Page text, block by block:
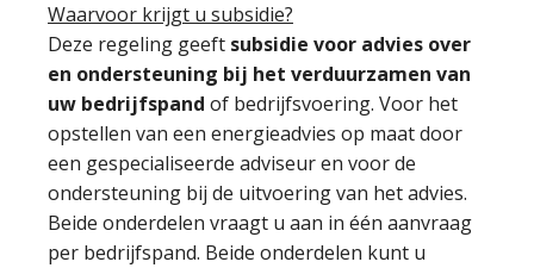
Waarvoor krijgt u subsidie?
Deze regeling geeft subsidie voor advies over
en ondersteuning bij het verduurzamen van
uw bedrijfspand of bedrijfsvoering. Voor het
opstellen van een energieadvies op maat door
een gespecialiseerde adviseur en voor de
ondersteuning bij de uitvoering van het advies.
Beide onderdelen vraagt u aan in één aanvraag
per bedrijfspand. Beide onderdelen kunt u